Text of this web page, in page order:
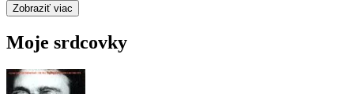
Zobraziť viac
Moje srdcovky